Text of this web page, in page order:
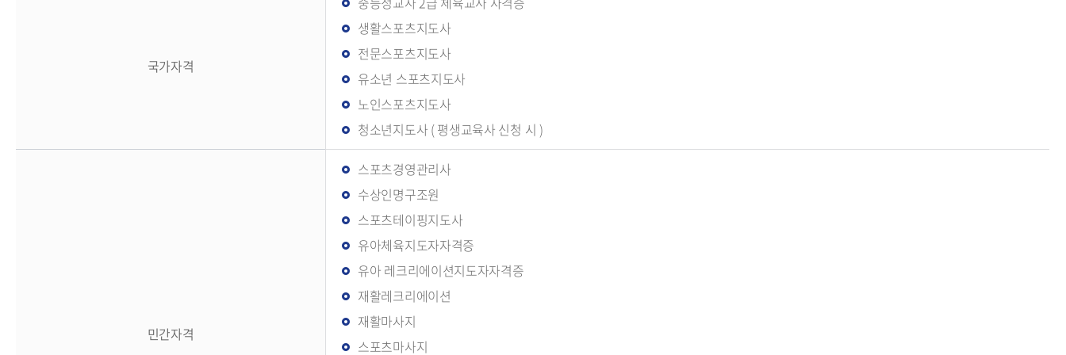
국가자격
생활스포츠지도사
전문스포츠지도사
유소년 스포츠지도사
노인스포츠지도사
청소년지도사 ( 평생교육사 신청 시 )
민간자격
스포츠경영관리사
수상인명구조원
스포츠테이핑지도사
유아체육지도자자격증
유아 레크리에이션지도자자격증
재활레크리에이션
재활마사지
스포츠마사지